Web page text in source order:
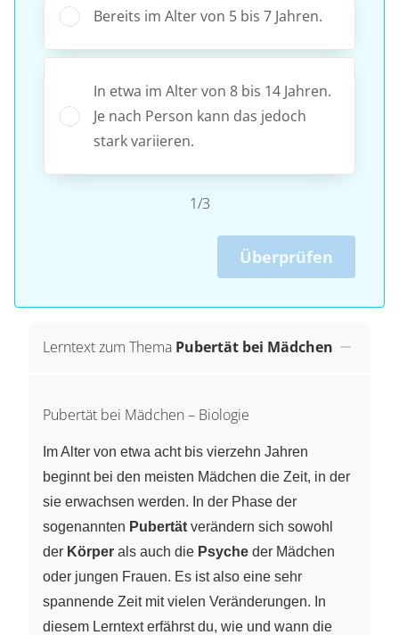
Bereits im Alter von 5 bis 7 Jahren.
In etwa im Alter von 8 bis 14 Jahren.
Je nach Person kann das jedoch
stark variieren.
1/3
Überprüfen
Lerntext zum Thema Pubertät bei Mädchen
Pubertät bei Mädchen – Biologie
Im Alter von etwa acht bis vierzehn Jahren
beginnt bei den meisten Mädchen die Zeit, in der
sie erwachsen werden. In der Phase der
sogenannten Pubertät verändern sich sowohl
der Körper als auch die Psyche der Mädchen
oder jungen Frauen. Es ist also eine sehr
spannende Zeit mit vielen Veränderungen. In
diesem Lerntext erfährst du, wie und wann die